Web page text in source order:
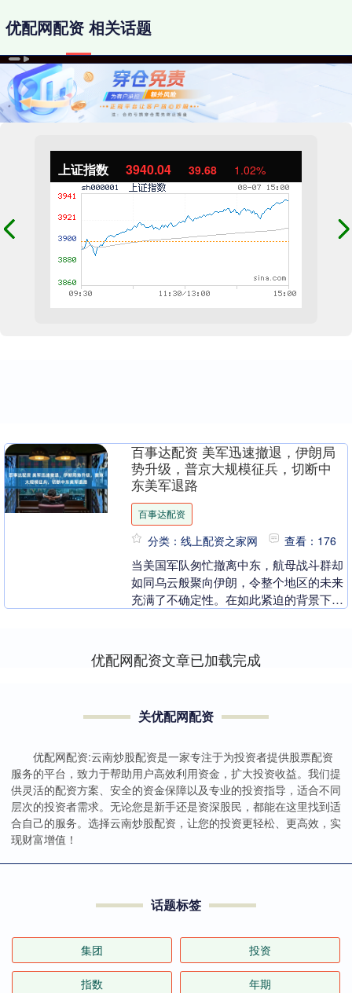
上证指数 3940.04 39.68 1.02%
优配网配资 相关话题
百事达配资 美军迅速撤退，伊朗局
势升级，普京大规模征兵，切断中
东美军退路
百事达配资
分类：线上配资之家网 查看：176
当美国军队匆忙撤离中东，航母战斗群却
如同乌云般聚向伊朗，令整个地区的未来
充满了不确定性。在如此紧迫的背景下，
优配网配资文章已加载完成
关优配网配资
优配网配资:云南炒股配资是一家专注于为投资者提供股票配资
服务的平台，致力于帮助用户高效利用资金，扩大投资收益。我们提
供灵活的配资方案、安全的资金保障以及专业的投资指导，适合不同
层次的投资者需求。无论您是新手还是资深股民，都能在这里找到适
合自己的服务。选择云南炒股配资，让您的投资更轻松、更高效，实
现财富增值！
话题标签
集团 投资
指数 年期